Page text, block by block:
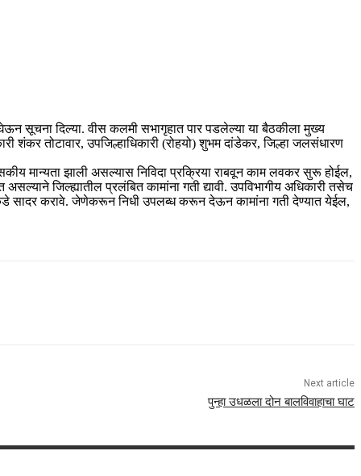
घेऊन सूचना दिल्या. वीस कलमी सभागृहात पार पडलेल्या या बैठकीला मुख्य
शंकर तोटावार, उपजिल्हाधिकारी (रोहयो) शुभम दांडेकर, जिल्हा जलसंधारण
मान्यता झाली असल्यास निविदा प्रक्रिया राबवून काम लवकर सुरू होईल,
जिल्ह्यातील प्रलंबित कामांना गती द्यावी. उपविभागीय अधिकारी तसेच
सादर करावे. जेणेकरून निधी उपलब्ध करून देऊन कामांना गती देण्यात येईल,
Next article
पुन्हा उधळला दोन बालविवाहाचा घाट